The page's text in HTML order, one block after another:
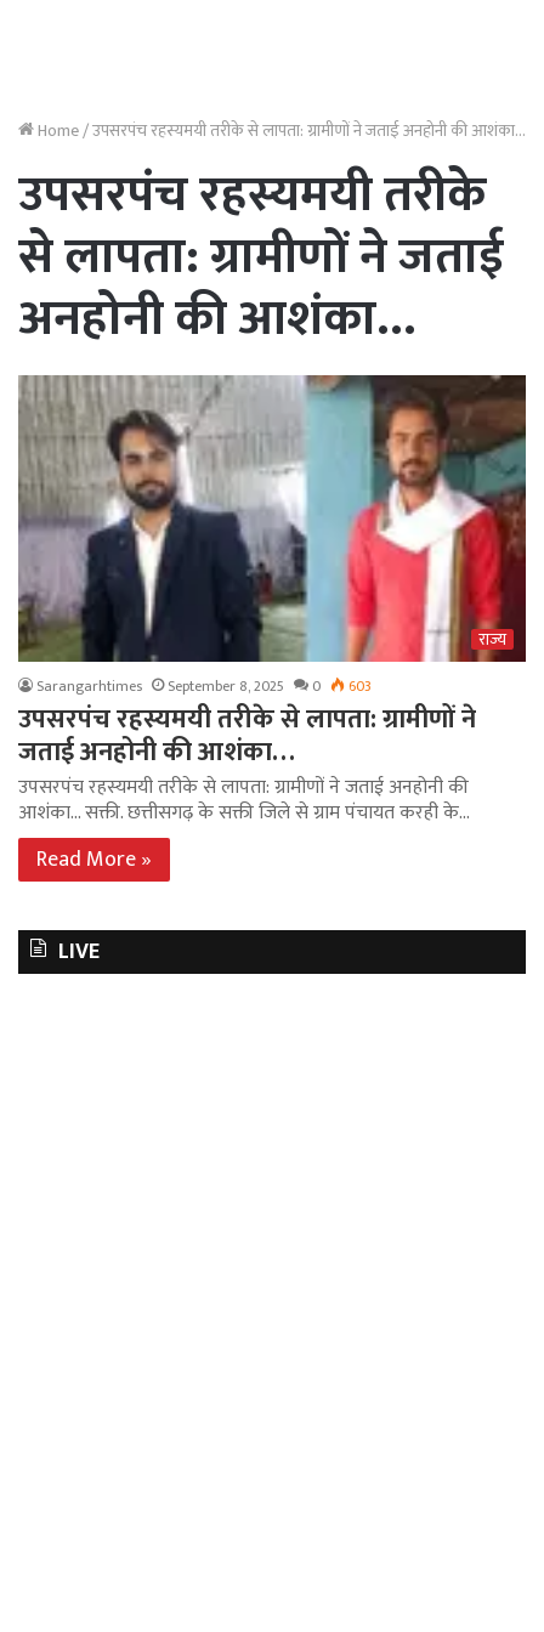
Home/उपसरपंच रहस्यमयी तरीके से लापता: ग्रामीणों ने जताई अनहोनी की आशंका…
उपसरपंच रहस्यमयी तरीके
से लापता: ग्रामीणों ने जताई
अनहोनी की आशंका…
राज्य
Sarangarhtimes September 8, 2025 0 603
उपसरपंच रहस्यमयी तरीके से लापता: ग्रामीणों ने
जताई अनहोनी की आशंका…
उपसरपंच रहस्यमयी तरीके से लापता: ग्रामीणों ने जताई अनहोनी की
आशंका… सक्ती. छत्तीसगढ़ के सक्ती जिले से ग्राम पंचायत करही के…
Read More »
LIVE